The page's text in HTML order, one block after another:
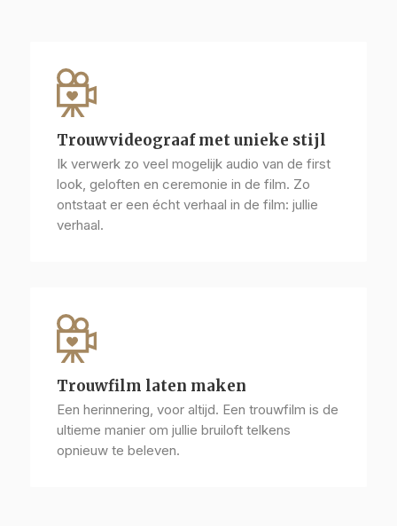
Trouwvideograaf met unieke stijl
Ik verwerk zo veel mogelijk audio van de first
look, geloften en ceremonie in de film. Zo
ontstaat er een écht verhaal in de film: jullie
verhaal.
Trouwfilm laten maken
Een herinnering, voor altijd. Een trouwfilm is de
ultieme manier om jullie bruiloft telkens
opnieuw te beleven.